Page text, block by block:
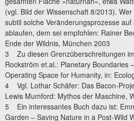
(vgl. Bild der Wissenschaft 8/2013).
subtil solche Veränderungsprozesse
ablaufen, dem sei empfohlen: Rainer
Ende der Wildnis, München 2003
3 Zu diesen Grenzüberschreitungen
Rockström et.al.: Planetary Boundaries
Operating Space for Humanity, in:
4 Vgl. Lothar Schäfer: Das Bacon-
Lewis Mumford: Mythos der Maschine,
5 Ein interessantes Buch dazu ist:
Garden – Saving Nature in a Post-Wild